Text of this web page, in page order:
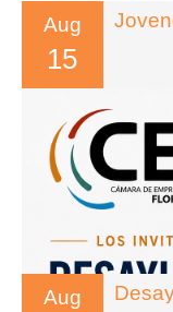
Aug
15
Aug